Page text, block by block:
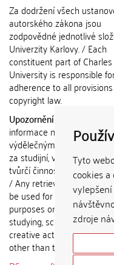
Tyto
cookies
zdroje
Za dodržení všech
autorského zákona jsou
zodpovědné jednotlivé
Univerzity Karlovy. / Each
constituent part of Charles
University is responsible
adherence to all
copyright law.
Upozornění / Notice:
informace nemohou být
výdělečným účelům nebo
za studijní, vědeckou nebo
tvůrčí činnost jiné osoby
/ Any retrieved
be used for any
purposes or claimed as
studying, scientific or any
creative activities of any
other than the author.